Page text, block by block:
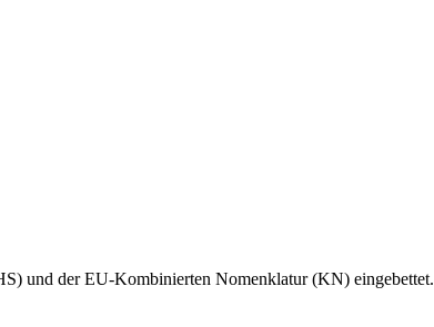
und der EU-Kombinierten Nomenklatur (KN) eingebettet.